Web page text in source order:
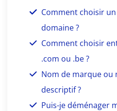
Comment choisir
domaine ?
Comment choisir
.com ou .be ?
Nom de marque ou
descriptif ?
Puis-je déménager